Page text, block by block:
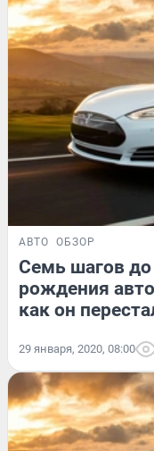
АВТО ОБЗОР
Семь шагов до
рождения
как он
29 января, 2020, 08:00